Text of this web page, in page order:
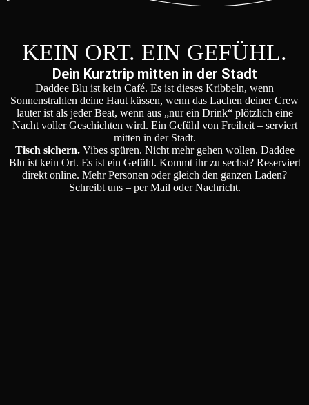
KEIN ORT. EIN GEFÜHL.
Dein Kurztrip mitten in der Stadt
Daddee Blu ist kein Café. Es ist dieses Kribbeln, wenn
Sonnenstrahlen deine Haut küssen, wenn das Lachen deiner Crew
lauter ist als jeder Beat, wenn aus „nur ein Drink“ plötzlich eine
Nacht voller Geschichten wird. Ein Gefühl von Freiheit – serviert
mitten in der Stadt.
Tisch sichern.Vibesspüren. Nicht mehr gehen wollen. Daddee
Blu ist kein Ort. Es ist ein Gefühl. Kommt ihr zu sechst? Reserviert
direkt online. Mehr Personen oder gleich den ganzen Laden?
Schreibt uns – per Mail oder Nachricht.